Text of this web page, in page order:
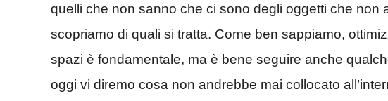
quelli che non sanno che ci sono degli oggetti che non
scopriamo di quali si tratta. Come ben sappiamo,
spazi è fondamentale, ma è bene seguire anche
oggi vi diremo cosa non andrebbe mai collocato